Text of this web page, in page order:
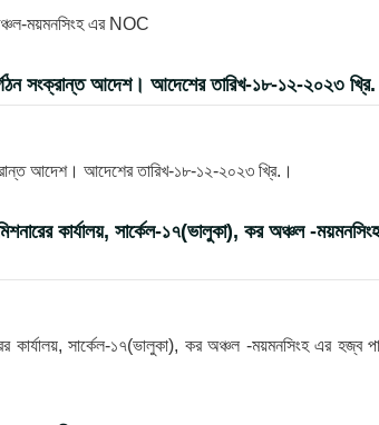
ময়মনসিংহ এর NOC
সংক্রান্ত আদেশ। আদেশের তারিখ-১৮-১২-২০২৩
আদেশ। আদেশের তারিখ-১৮-১২-২০২৩ খ্রি.।
কার্যালয়, সার্কেল-১৭(ভালুকা), কর অঞ্চল -
কার্যালয়, সার্কেল-১৭(ভালুকা), কর অঞ্চল -ময়মনসিংহ এর হজ্ব